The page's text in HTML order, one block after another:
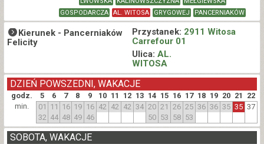
GOSPODARCZA
AL. WITOSA GRYGOWEJ PANCERNIAKÓW
Kierunek - Pancerniaków
Felicity
Przystanek: 2911 Witosa
Carrefour 01
Ulica: AL.
WITOSA
godz. 5 6 7 8 9 10 11 12 13 14 15 16 17 18 19 20 21 22
DZIEŃ POWSZEDNI, WAKACJE
min.
01
32
11
44
16
48
19
49
16
46
42 42 42 34 20
50
21
53
26
58
25
53
36 36 35 35 37
SOBOTA, WAKACJE